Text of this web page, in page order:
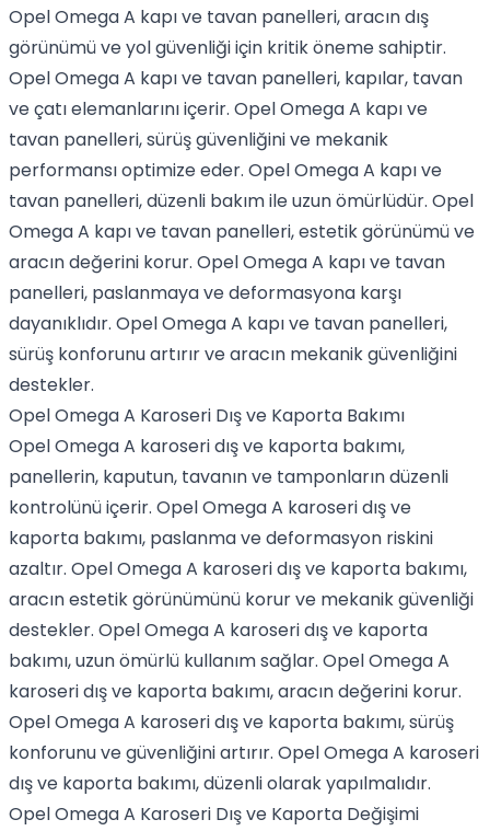
Opel Omega A kapı ve tavan panelleri, aracın dış
görünümü ve yol güvenliği için kritik öneme sahiptir.
Opel Omega A kapı ve tavan panelleri, kapılar, tavan
ve çatı elemanlarını içerir. Opel Omega A kapı ve
tavan panelleri, sürüş güvenliğini ve mekanik
performansı optimize eder. Opel Omega A kapı ve
tavan panelleri, düzenli bakım ile uzun ömürlüdür. Opel
Omega A kapı ve tavan panelleri, estetik görünümü ve
aracın değerini korur. Opel Omega A kapı ve tavan
panelleri, paslanmaya ve deformasyona karşı
dayanıklıdır. Opel Omega A kapı ve tavan panelleri,
sürüş konforunu artırır ve aracın mekanik güvenliğini
destekler.
Opel Omega A Karoseri Dış ve Kaporta Bakımı
Opel Omega A karoseri dış ve kaporta bakımı,
panellerin, kaputun, tavanın ve tamponların düzenli
kontrolünü içerir. Opel Omega A karoseri dış ve
kaporta bakımı, paslanma ve deformasyon riskini
azaltır. Opel Omega A karoseri dış ve kaporta bakımı,
aracın estetik görünümünü korur ve mekanik güvenliği
destekler. Opel Omega A karoseri dış ve kaporta
bakımı, uzun ömürlü kullanım sağlar. Opel Omega A
karoseri dış ve kaporta bakımı, aracın değerini korur.
Opel Omega A karoseri dış ve kaporta bakımı, sürüş
konforunu ve güvenliğini artırır. Opel Omega A karoseri
dış ve kaporta bakımı, düzenli olarak yapılmalıdır.
Opel Omega A Karoseri Dış ve Kaporta Değişimi